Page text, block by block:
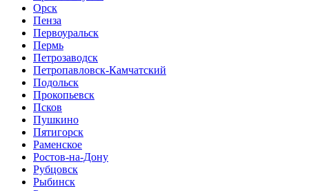
Орск
Пенза
Первоуральск
Пермь
Петрозаводск
Петропавловск-Камчатский
Подольск
Прокопьевск
Псков
Пушкино
Пятигорск
Раменское
Ростов-на-Дону
Рубцовск
Рыбинск